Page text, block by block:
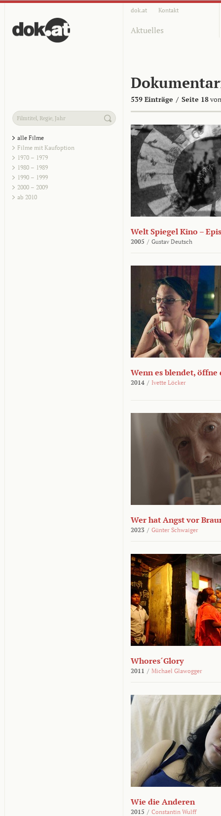
dok.at Kontakt
Aktuelles
539 Einträge / Seite 18
alle Filme
Filme mit Kaufoption
1970 – 1979
1980 – 1989
1990 – 1999
2000 – 2009
ab 2010
Welt Spiegel Kino –
2005 / Gustav Deutsch
Wenn es blendet, öffne
2014 / Ivette Löcker
Wer hat Angst vor
2023 / Günter Schwaiger
Whores´Glory
2011 / Michael Glawogger
Wie die Anderen
2015 / Constantin Wulff